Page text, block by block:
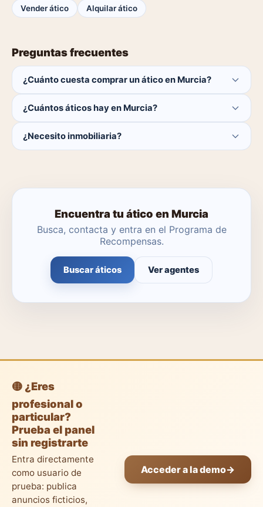
Vender ático
Alquilar ático
Preguntas frecuentes
¿Cuánto cuesta comprar un ático en Murcia?
¿Cuántos áticos hay en Murcia?
catálogo se actualiza a diario.
¿Necesito inmobiliaria?
Encuentra tu ático en Murcia
Busca, contacta y entra en el Programa de
Recompensas.
Buscar áticos Ver agentes
🟡 ¿Eres
profesional o
particular?
Prueba el panel
sin registrarte
Entra directamente
como usuario de
prueba: publica
anuncios ficticios,
Acceder a la demo→